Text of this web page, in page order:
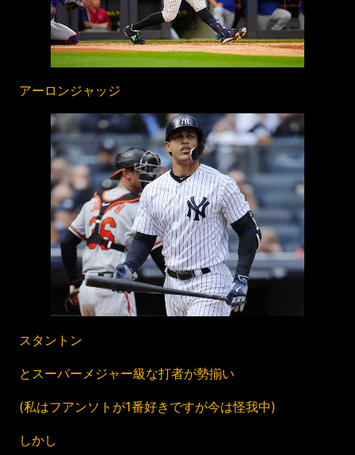
アーロンジャッジ
スタントン
とスーパーメジャー級な打者が勢揃い
(私はフアンソトが1番好きですが今は怪我中)
しかし